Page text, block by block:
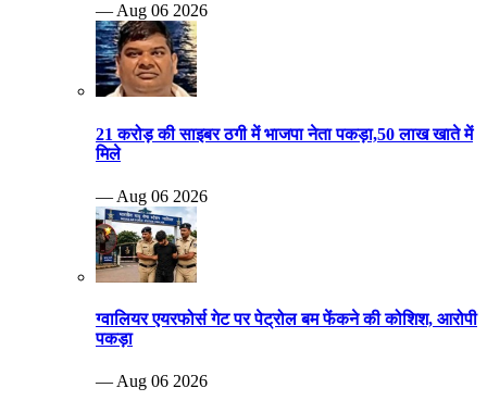
— Aug 06 2026
21 करोड़ की साइबर ठगी में भाजपा नेता पकड़ा,50 लाख खाते में
मिले
— Aug 06 2026
ग्वालियर एयरफोर्स गेट पर पेट्रोल बम फेंकने की कोशिश, आरोपी
पकड़ा
— Aug 06 2026